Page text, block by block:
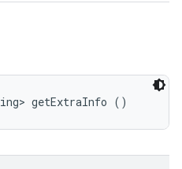
getExtraInfo ()